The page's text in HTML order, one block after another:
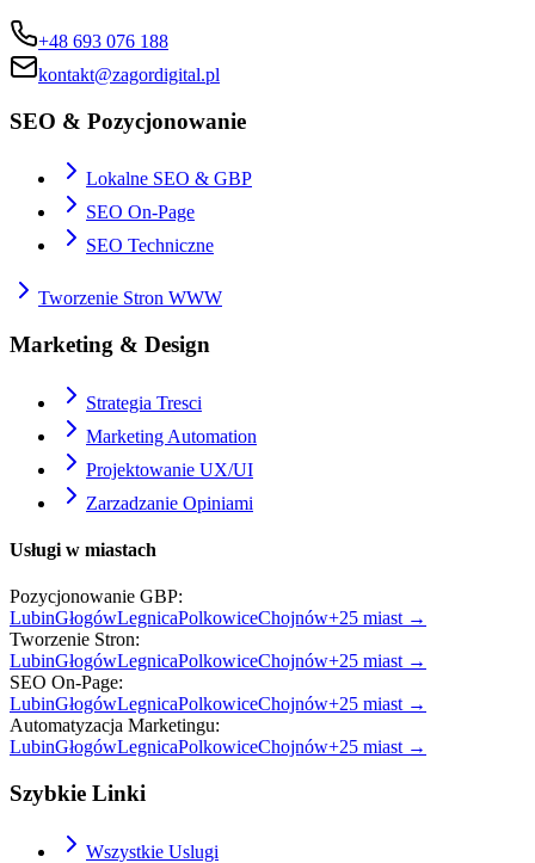
+48 693 076 188
kontakt@zagordigital.pl
SEO & Pozycjonowanie
Lokalne SEO & GBP
SEO On-Page
SEO Techniczne
Tworzenie Stron WWW
Marketing & Design
Strategia Tresci
Marketing Automation
Projektowanie UX/UI
Zarzadzanie Opiniami
Usługi w miastach
Pozycjonowanie GBP:
LubinGłogówLegnicaPolkowiceChojnów+25 miast →
Tworzenie Stron:
LubinGłogówLegnicaPolkowiceChojnów+25 miast →
SEO On-Page:
LubinGłogówLegnicaPolkowiceChojnów+25 miast →
Automatyzacja Marketingu:
LubinGłogówLegnicaPolkowiceChojnów+25 miast →
Szybkie Linki
Wszystkie Uslugi